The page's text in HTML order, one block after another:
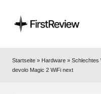
ir
Startseite » Hardware » Schlechtes
devolo Magic 2 WiFi next